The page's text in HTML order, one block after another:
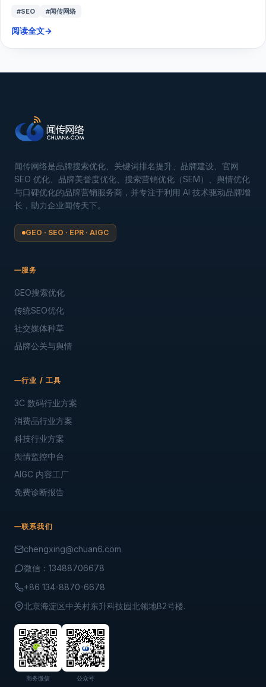
#SEO #闻传网络
阅读全文→
闻传网络是品牌搜索优化、关键词排名提升、品牌建设、官网
SEO 优化、品牌美誉度优化、搜索营销优化（SEM）、舆情优化
与口碑优化的品牌营销服务商，并专注于利用 AI 技术驱动品牌增
长，助力企业闻传天下。
GEO · SEO · EPR · AIGC
服务
GEO搜索优化
传统SEO优化
社交媒体种草
品牌公关与舆情
行业 / 工具
3C 数码行业方案
消费品行业方案
科技行业方案
舆情监控中台
AIGC 内容工厂
免费诊断报告
联系我们
chengxing@chuan6.com
微信：13488706678
+86 134-8870-6678
北京海淀区中关村东升科技园北领地B2号楼.
商务微信 公众号